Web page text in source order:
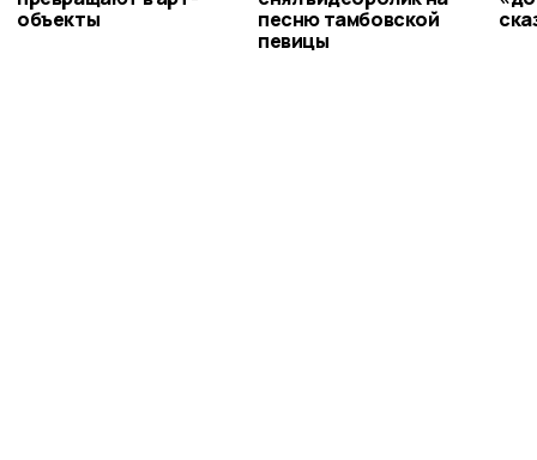
объекты
песню тамбовской
певицы